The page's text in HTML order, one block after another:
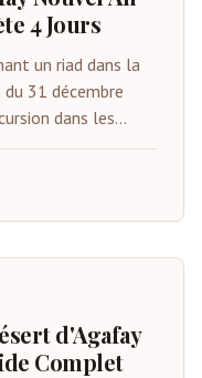
4 Jours
un riad dans la
31 décembre
dans les
au 1er janvier
d'Agafay
Complet